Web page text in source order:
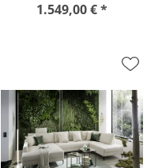
1.549,00 € *